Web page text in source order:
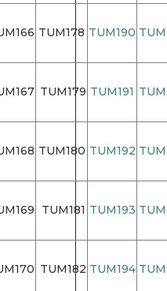
TUM178 TUM190
TUM179 TUM191
TUM180 TUM192
TUM181 TUM193
TUM182 TUM194